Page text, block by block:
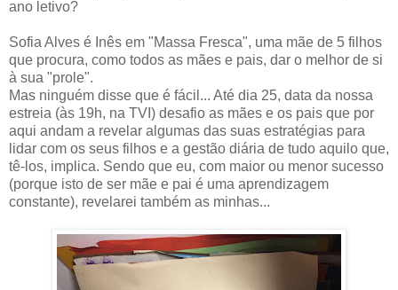
ano letivo?
Sofia Alves é Inês em "Massa Fresca", uma mãe de 5 filhos
que procura, como todos as mães e pais, dar o melhor de si
à sua "prole".
Mas ninguém disse que é fácil... Até dia 25, data da nossa
estreia (às 19h, na TVI) desafio as mães e os pais que por
aqui andam a revelar algumas das suas estratégias para
lidar com os seus filhos e a gestão diária de tudo aquilo que,
tê-los, implica. Sendo que eu, com maior ou menor sucesso
(porque isto de ser mãe e pai é uma aprendizagem
constante), revelarei também as minhas...